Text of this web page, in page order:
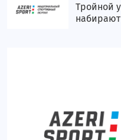
Тройной